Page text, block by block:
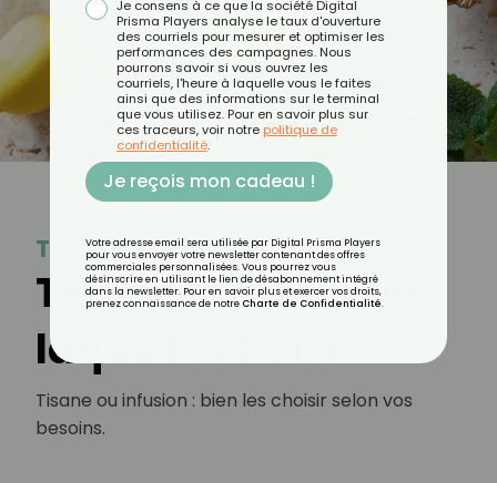
Tisane et infusion
Tisane ou infusion :
laquelle choisir ?
Tisane ou infusion : bien les choisir selon vos
besoins.
Je consens à ce que la société Digital
Prisma Players analyse le taux d'ouverture
des courriels pour mesurer et optimiser les
performances des campagnes. Nous
pourrons savoir si vous ouvrez les
courriels, l'heure à laquelle vous le faites
ainsi que des informations sur le terminal
que vous utilisez. Pour en savoir plus sur
ces traceurs, voir notre politique de
confidentialité.
Je reçois mon cadeau !
Votre adresse email sera utilisée par Digital Prisma Players
pour vous envoyer votre newsletter contenant des offres
commerciales personnalisées. Vous pourrez vous
désinscrire en utilisant le lien de désabonnement intégré
dans la newsletter. Pour en savoir plus et exercer vos droits,
prenez connaissance de notre Charte de Confidentialité.